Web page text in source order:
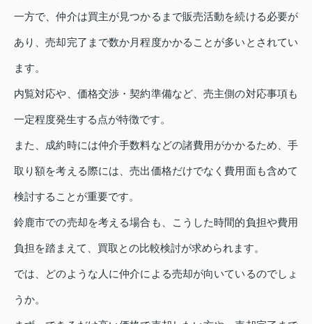
一方で、仲介は買主が見つかるまで販売活動を続ける必要が
あり、売却完了まで数か月程度かかることが多いとされてい
ます。
内覧対応や、価格交渉・契約準備など、売主側の対応事項も
一定程度発生する点が特徴です。
また、成約時には仲介手数料などの諸費用がかかるため、手
取り額を考える際には、売出価格だけでなく費用面も含めて
検討することが重要です。
鈴鹿市での売却を考える場合も、こうした時間的負担や費用
負担を踏まえて、買取との比較検討が求められます。
では、どのような人に仲介による売却が向いているのでしょ
うか。